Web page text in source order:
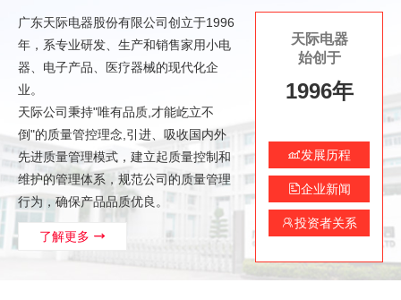
广东天际电器股份有限公司创立于1996
年，系专业研发、生产和销售家用小电
器、电子产品、医疗器械的现代化企
业。
天际公司秉持"唯有品质,才能屹立不
倒"的质量管控理念,引进、吸收国内外
先进质量管理模式，建立起质量控制和
维护的管理体系，规范公司的质量管理
行为，确保产品品质优良。
了解更多 
天际电器
始创于
1996年
发展历程
企业新闻
投资者关系